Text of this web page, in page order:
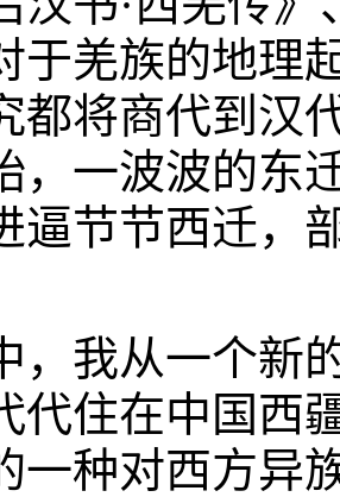
于羌族的地理
都将商代到汉
，一波波的东
逼节节西迁，
，我从一个新
代住在中国西
一种对西方异